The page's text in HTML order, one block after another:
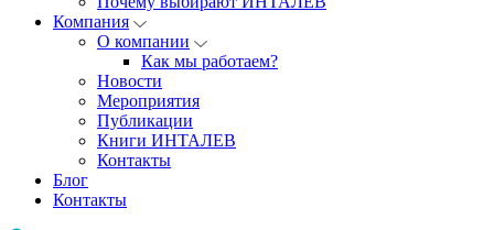
Компания
О компании
Как мы работаем?
Новости
Мероприятия
Публикации
Книги ИНТАЛЕВ
Контакты
Блог
Контакты